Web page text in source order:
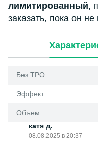
лимитированный,
заказать, пока он
Без ТРО
Эффект
Объем
катя д.
08.08.2025 в 20:37